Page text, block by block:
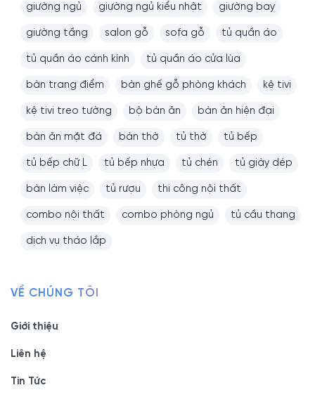
giường ngủ giường ngủ kiểu nhật giường bay
giường tầng salon gỗ sofa gỗ tủ quần áo
tủ quần áo cánh kính tủ quần áo cửa lùa
bàn trang điểm bàn ghế gỗ phòng khách kệ tivi
kệ tivi treo tường bộ bàn ăn bàn ăn hiện đại
bàn ăn mặt đá bàn thờ tủ thờ tủ bếp
tủ bếp chữ L tủ bếp nhựa tủ chén tủ giày dép
bàn làm việc tủ rượu thi công nội thất
combo nội thất combo phòng ngủ tủ cầu thang
dịch vụ tháo lắp
VỀ CHÚNG TÔI
Giới thiệu
Liên hệ
Tin Tức